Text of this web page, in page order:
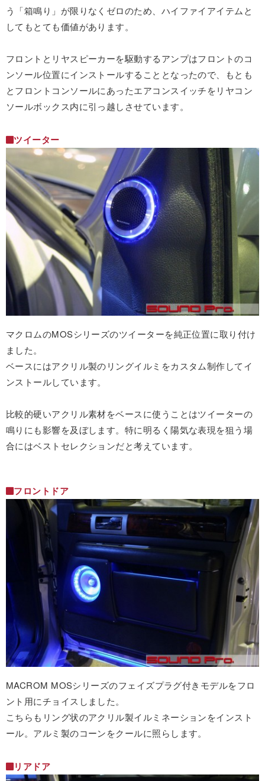
う「箱鳴り」が限りなくゼロのため、ハイファイアイテムと
してもとても価値があります。
フロントとリヤスピーカーを駆動するアンプはフロントのコ
ンソール位置にインストールすることとなったので、もとも
とフロントコンソールにあったエアコンスイッチをリヤコン
ソールボックス内に引っ越しさせています。
ツイーター
マクロムのMOSシリーズのツイーターを純正位置に取り付け
ました。
ベースにはアクリル製のリングイルミをカスタム制作してイ
ンストールしています。
比較的硬いアクリル素材をベースに使うことはツイーターの
鳴りにも影響を及ぼします。特に明るく陽気な表現を狙う場
合にはベストセレクションだと考えています。
フロントドア
MACROM MOSシリーズのフェイズプラグ付きモデルをフロ
ント用にチョイスしました。
こちらもリング状のアクリル製イルミネーションをインスト
ール。アルミ製のコーンをクールに照らします。
リアドア